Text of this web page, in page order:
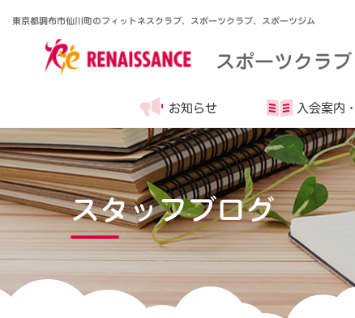
東京都調布市仙川町のフィットネスクラブ、スポーツクラブ、スポーツジム
スポーツクラブ
お知らせ 入会案内・
スタッフブログ